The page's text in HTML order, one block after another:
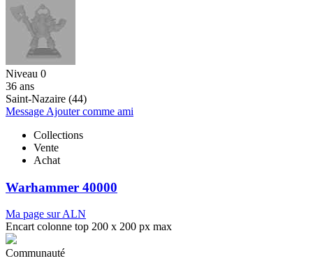
Niveau 0
36 ans
Saint-Nazaire (44)
Message Ajouter comme ami
Collections
Vente
Achat
Warhammer 40000
Ma page sur ALN
Encart colonne top 200 x 200 px max
Communauté